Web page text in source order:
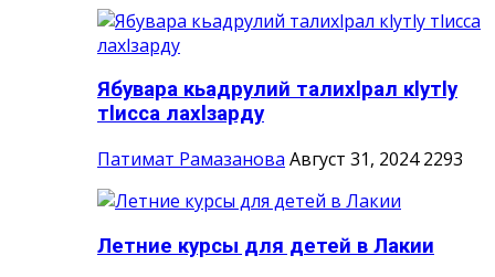
Ябувара кьадрулий талихlрал кlутlу
тlисса лахlзарду
Патимат Рамазанова Август 31, 2024 2293
Летние курсы для детей в Лакии